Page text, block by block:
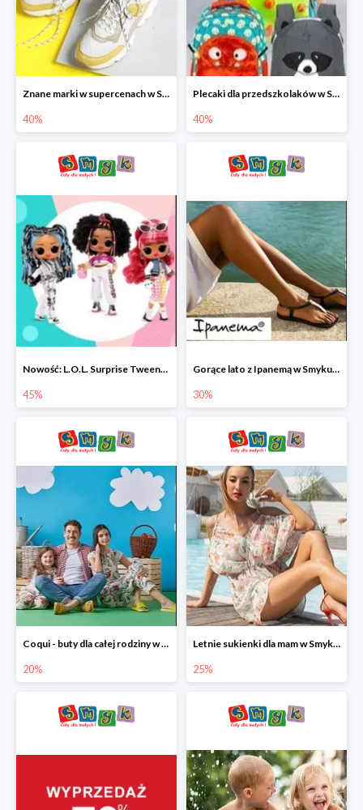
Znane marki w supercenach w Smyku - buty do -40%
40%
Plecaki dla przedszkolaków w Smyku do -40%
40%
Nowość: L.O.L. Surprise Tweens Doll w Smyku do -45%
45%
Gorące lato z Ipanemą w Smyku do -30%
30%
Coqui - buty dla całej rodziny w Smyku do -20%
20%
Letnie sukienki dla mam w Smyku do -25%
25%